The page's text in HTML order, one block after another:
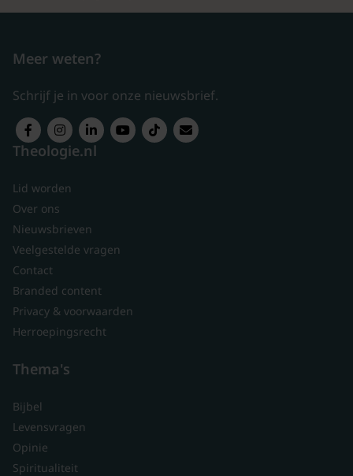
Meer weten?
Schrijf je in voor onze nieuwsbrief.
Theologie.nl
Lid worden
Over ons
Nieuwsbrieven
Veelgestelde vragen
Contact
Branded content
Privacy & voorwaarden
Herroepingsrecht
Thema's
Bijbel
Levensvragen
Opinie
Spiritualiteit